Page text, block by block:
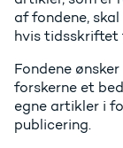
af fondene,
hvis tidsskriftet
Fondene
forskerne et
egne artikler i
publicering.